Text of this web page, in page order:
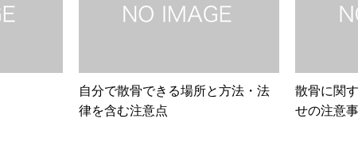
自分で散骨できる場所と方法・法
律を含む注意点
散骨に関
せの注意